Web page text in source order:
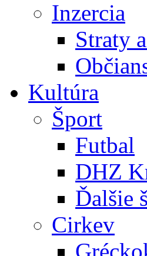
Inzercia
Straty
Kultúra
Šport
Futbal
DHZ
Ďalšie
Cirkev